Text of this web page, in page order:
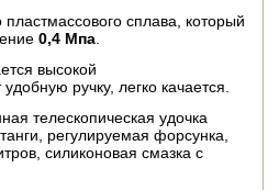
сплава, который
0,4 Мпа
высокой
ручку, легко качается.
телескопическая удочка
регулируемая форсунка,
силиконовая смазка с